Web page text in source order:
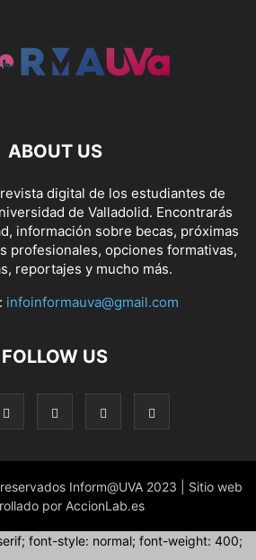
ABOUT US
digital de los estudiantes de
de Valladolid. Encontrarás
información sobre becas, próximas
profesionales, opciones formativas,
reportajes y mucho más.
infoinformauva@gmail.com
FOLLOW US
Inform@UVA 2023 | Sitio web
por AccionLab.es
font-style: normal; font-weight: 400;